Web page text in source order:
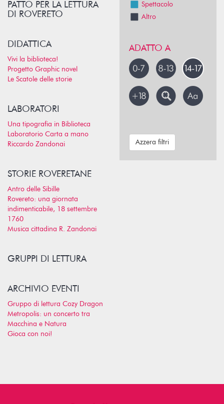
PATTO PER LA LETTURA
DI ROVERETO
DIDATTICA
Vivi la biblioteca!
Progetto Graphic novel
Le Scatole delle storie
LABORATORI
Una tipografia in Biblioteca
Laboratorio Carta a mano
Riccardo Zandonai
STORIE ROVERETANE
Antro delle Sibille
Rovereto: una giornata
indimenticabile, 18 settembre
1760
Musica cittadina R. Zandonai
GRUPPI DI LETTURA
ARCHIVIO EVENTI
Gruppo di lettura Cozy Dragon
Metropolis: un concerto tra
Macchina e Natura
Gioca con noi!
Spettacolo
Altro
ADATTO A
Azzera filtri